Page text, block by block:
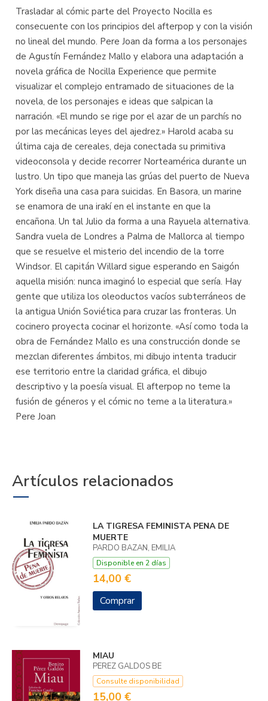
Trasladar al cómic parte del Proyecto Nocilla es
consecuente con los principios del afterpop y con la visión
no lineal del mundo. Pere Joan da forma a los personajes
de Agustín Fernández Mallo y elabora una adaptación a
novela gráfica de Nocilla Experience que permite
visualizar el complejo entramado de situaciones de la
novela, de los personajes e ideas que salpican la
narración. «El mundo se rige por el azar de un parchís no
por las mecánicas leyes del ajedrez.» Harold acaba su
última caja de cereales, deja conectada su primitiva
videoconsola y decide recorrer Norteamérica durante un
lustro. Un tipo que maneja las grúas del puerto de Nueva
York diseña una casa para suicidas. En Basora, un marine
se enamora de una irakí en el instante en que la
encañona. Un tal Julio da forma a una Rayuela alternativa.
Sandra vuela de Londres a Palma de Mallorca al tiempo
que se resuelve el misterio del incendio de la torre
Windsor. El capitán Willard sigue esperando en Saigón
aquella misión: nunca imaginó lo especial que sería. Hay
gente que utiliza los oleoductos vacíos subterráneos de
la antigua Unión Soviética para cruzar las fronteras. Un
cocinero proyecta cocinar el horizonte. «Así como toda la
obra de Fernández Mallo es una construcción donde se
mezclan diferentes ámbitos, mi dibujo intenta traducir
ese territorio entre la claridad gráfica, el dibujo
descriptivo y la poesía visual. El afterpop no teme la
fusión de géneros y el cómic no teme a la literatura.»
Pere Joan
Artículos relacionados
LA TIGRESA FEMINISTA PENA DE
MUERTE
PARDO BAZAN, EMILIA
Disponible en 2 días
14,00 €
Comprar
MIAU
PEREZ GALDOS BE
Consulte disponibilidad
15,00 €